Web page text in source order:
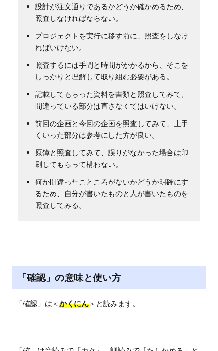
設計が注文通りであるかどうか確かめるため、
照査しなければならない。
プロジェクトを実行に移す前に、照査をしなけ
ればいけない。
照査するには手間と時間がかかるから、そこを
しっかりと理解して取り組む必要がある。
記載してもらった資料を書類と照査してみて、
間違っている部分は直さなくてはいけない。
前回の企画と今回の企画を照査してみて、上手
くいった部分は参考にした方が良い。
原簿と照査してみて、誤りがなかった場合は印
刷してもらって構わない。
何か間違ったこところがないかどうか明確にす
るため、自分が書いたものと人が書いたものを
照査してみる。
「確認」の意味と使い方
「確認」は＜かくにん＞と読みます。